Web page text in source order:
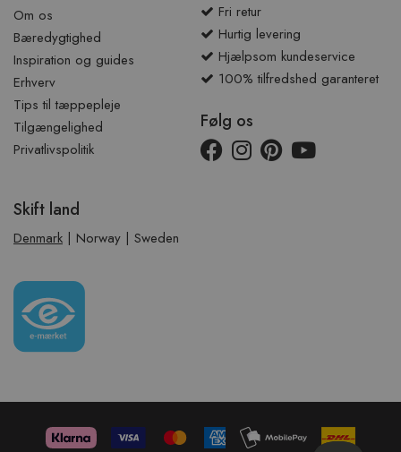
Om os
Bæredygtighed
Inspiration og guides
Erhverv
Tips til tæppepleje
Tilgængelighed
Privatlivspolitik
Fri retur
Hurtig levering
Hjælpsom kundeservice
100% tilfredshed garanteret
Følg os
Skift land
Denmark | Norway | Sweden